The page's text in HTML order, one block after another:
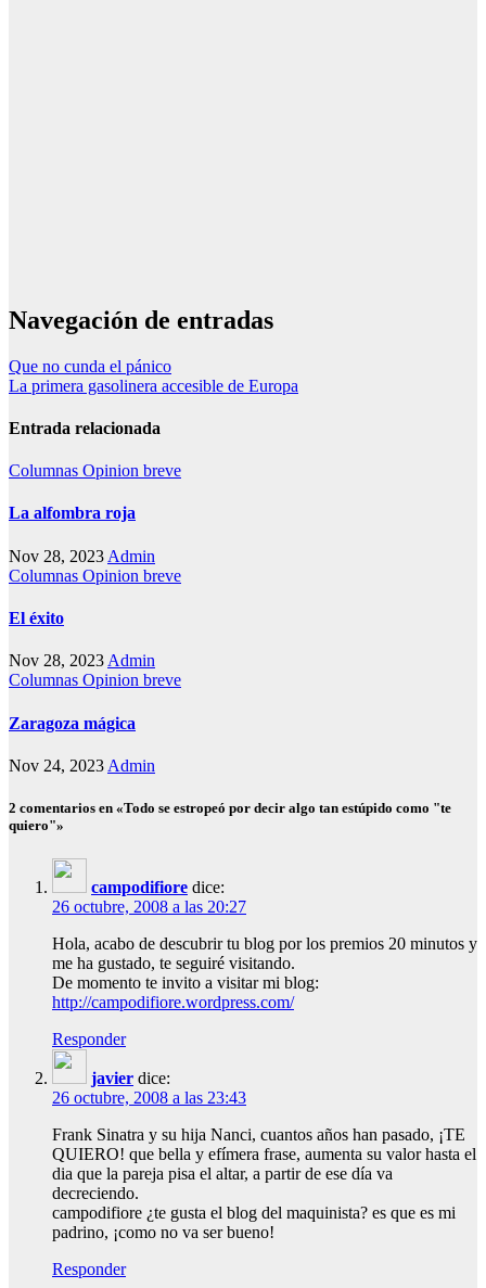
Navegación de entradas
Que no cunda el pánico
La primera gasolinera accesible de Europa
Entrada relacionada
Columnas Opinion breve
La alfombra roja
Nov 28, 2023 Admin
Columnas Opinion breve
El éxito
Nov 28, 2023 Admin
Columnas Opinion breve
Zaragoza mágica
Nov 24, 2023 Admin
2 comentarios en «Todo se estropeó por decir algo tan estúpido como "te
quiero"»
campodifiore dice:
26 octubre, 2008 a las 20:27
Hola, acabo de descubrir tu blog por los premios 20 minutos y
me ha gustado, te seguiré visitando.
De momento te invito a visitar mi blog:
http://campodifiore.wordpress.com/
Responder
javier dice:
26 octubre, 2008 a las 23:43
Frank Sinatra y su hija Nanci, cuantos años han pasado, ¡TE
QUIERO! que bella y efímera frase, aumenta su valor hasta el
dia que la pareja pisa el altar, a partir de ese día va
decreciendo.
campodifiore ¿te gusta el blog del maquinista? es que es mi
padrino, ¡como no va ser bueno!
Responder